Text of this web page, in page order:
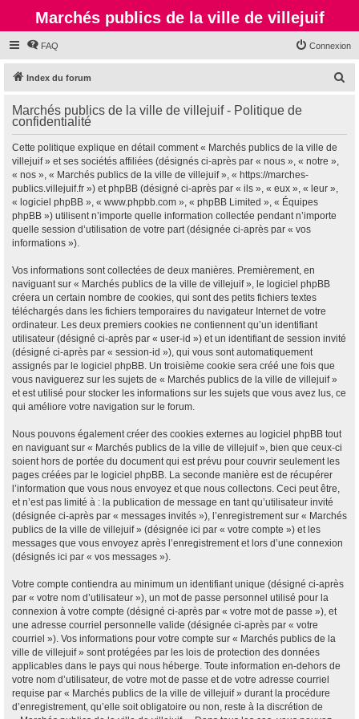
Marchés publics de la ville de villejuif
FAQ Connexion
Index du forum
h
Marchés publics de la ville de villejuif - Politique de
confidentialité
Cette politique explique en détail comment « Marchés publics de la ville de
villejuif » et ses sociétés affiliées (désignés ci-après par « nous », « notre »,
« nos », « Marchés publics de la ville de villejuif », « https://marches-
publics.villejuif.fr ») et phpBB (désigné ci-après par « ils », « eux », « leur »,
« logiciel phpBB », « www.phpbb.com », « phpBB Limited », « Équipes
phpBB ») utilisent n’importe quelle information collectée pendant n’importe
quelle session d’utilisation de votre part (désignée ci-après par « vos
informations »).
Vos informations sont collectées de deux manières. Premièrement, en
naviguant sur « Marchés publics de la ville de villejuif », le logiciel phpBB
créera un certain nombre de cookies, qui sont des petits fichiers textes
téléchargés dans les fichiers temporaires du navigateur Internet de votre
ordinateur. Les deux premiers cookies ne contiennent qu’un identifiant
utilisateur (désigné ci-après par « user-id ») et un identifiant de session invité
(désigné ci-après par « session-id »), qui vous sont automatiquement
assignés par le logiciel phpBB. Un troisième cookie sera créé une fois que
vous naviguerez sur les sujets de « Marchés publics de la ville de villejuif »
et est utilisé pour stocker les informations sur les sujets que vous avez lus, ce
qui améliore votre navigation sur le forum.
Nous pouvons également créer des cookies externes au logiciel phpBB tout
en naviguant sur « Marchés publics de la ville de villejuif », bien que ceux-ci
soient hors de portée du document qui est prévu pour couvrir seulement les
pages créées par le logiciel phpBB. La seconde manière est de récupérer
l’information que vous nous envoyez et que nous collectons. Ceci peut être,
et n’est pas limité à : la publication de message en tant qu’utilisateur invité
(désignée ci-après par « messages invités »), l’enregistrement sur « Marchés
publics de la ville de villejuif » (désignée ici par « votre compte ») et les
messages que vous envoyez après l’enregistrement et lors d’une connexion
(désignés ici par « vos messages »).
Votre compte contiendra au minimum un identifiant unique (désigné ci-après
par « votre nom d’utilisateur »), un mot de passe personnel utilisé pour la
connexion à votre compte (désigné ci-après par « votre mot de passe »), et
une adresse courriel personnelle valide (désignée ci-après par « votre
courriel »). Vos informations pour votre compte sur « Marchés publics de la
ville de villejuif » sont protégées par les lois de protection des données
applicables dans le pays qui nous héberge. Toute information en-dehors de
votre nom d’utilisateur, de votre mot de passe et de votre adresse courriel
requise par « Marchés publics de la ville de villejuif » durant la procédure
d’enregistrement, qu’elle soit obligatoire ou non, reste à la discrétion de